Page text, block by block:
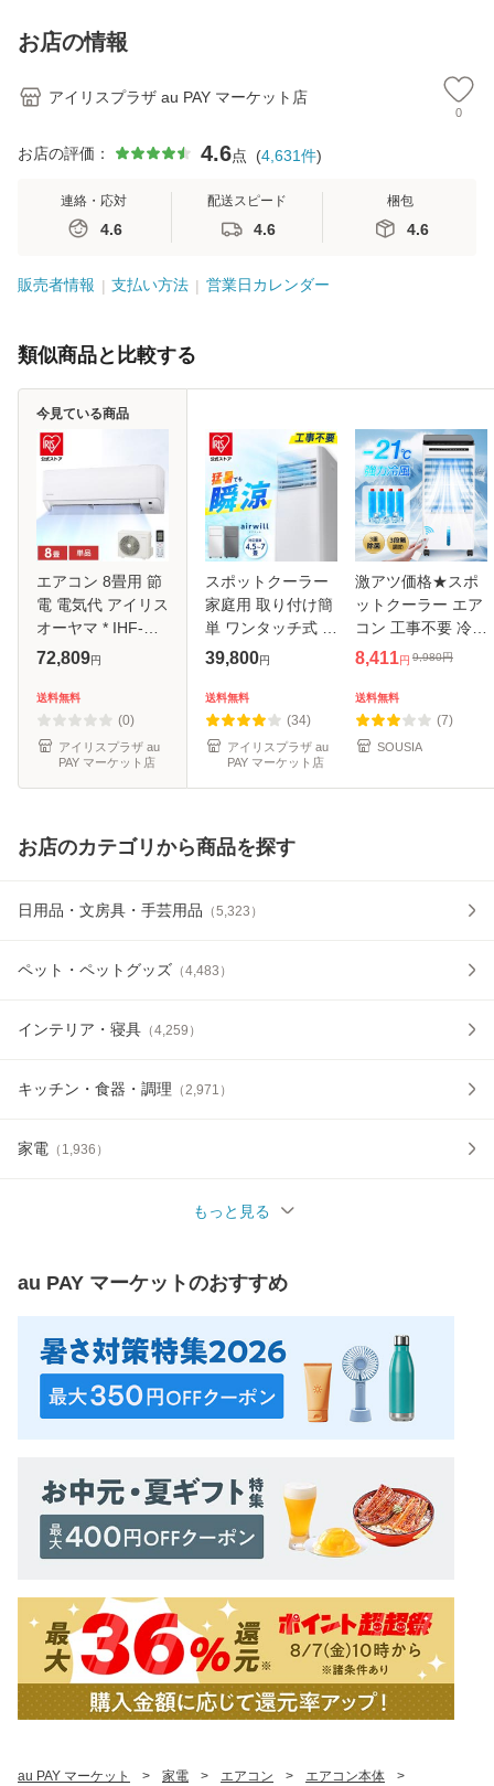
お店の情報
アイリスプラザ au PAY マーケット店
0
お店の評価： 4.6点 (4,631件)
連絡・応対
4.6
配送スピード
4.6
梱包
4.6
販売者情報 支払い方法 営業日カレンダー
類似商品と比較する
エアコン 8畳用 節
電 電気代 アイリス
オーヤマ * IHF-
2509G 省エネ い
プラス 節電率UP
エコ 寝室 子供部屋
内部清浄 LE
72,809円
送料無料
(0)
アイリスプラザ au
PAY マーケット店
今見ている商品
スポットクーラー
家庭用 取り付け簡
単 ワンタッチ式 窓
パネル付き スポッ
スオーヤマ ポータ
ブルクー 4.5〜7畳
対応 工
39,800円
送料無料
(34)
アイリスプラザ au
PAY マーケット店
激アツ価格★スポ
ットクーラー エア
コン 工事不要 冷風
機 冷風扇 強力 超
ーター 大容量
10W省エネ 冷風扇
風機 キャス
8,411円 9,980円
送料無料
(7)
SOUSIA
お店のカテゴリから商品を探す
日用品・文房具・手芸用品 （5,323 ）
ペット・ペットグッズ （4,483 ）
インテリア・寝具 （4,259 ）
キッチン・食器・調理 （2,971 ）
家電 （ 1,936 ）
もっと見る
au PAY マーケットのおすすめ
au PAY マーケット > 家電 > エアコン > エアコン本体 >